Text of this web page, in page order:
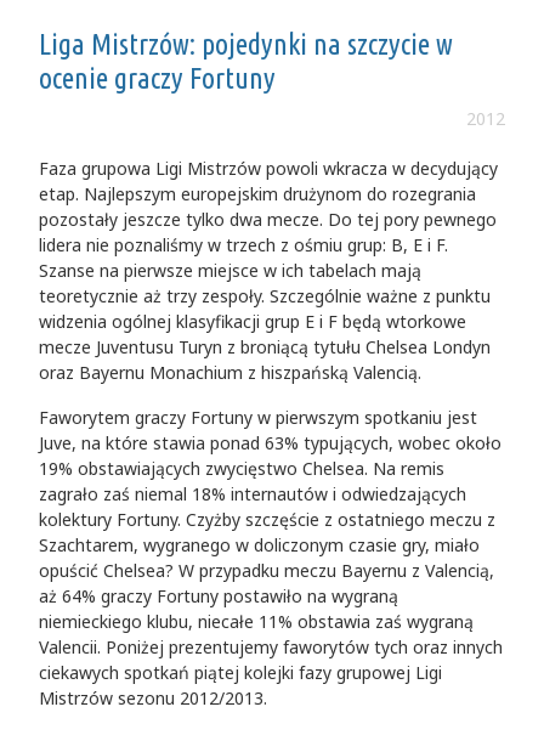
Liga Mistrzów: pojedynki na szczycie w
ocenie graczy Fortuny
2012
Faza grupowa Ligi Mistrzów powoli wkracza w decydujący
etap. Najlepszym europejskim drużynom do rozegrania
pozostały jeszcze tylko dwa mecze. Do tej pory pewnego
lidera nie poznaliśmy w trzech z ośmiu grup: B, E i F.
Szanse na pierwsze miejsce w ich tabelach mają
teoretycznie aż trzy zespoły. Szczególnie ważne z punktu
widzenia ogólnej klasyfikacji grup E i F będą wtorkowe
mecze Juventusu Turyn z broniącą tytułu Chelsea Londyn
oraz Bayernu Monachium z hiszpańską Valencią.
Faworytem graczy Fortuny w pierwszym spotkaniu jest
Juve, na które stawia ponad 63% typujących, wobec około
19% obstawiających zwycięstwo Chelsea. Na remis
zagrało zaś niemal 18% internautów i odwiedzających
kolektury Fortuny. Czyżby szczęście z ostatniego meczu z
Szachtarem, wygranego w doliczonym czasie gry, miało
opuścić Chelsea? W przypadku meczu Bayernu z Valencią,
aż 64% graczy Fortuny postawiło na wygraną
niemieckiego klubu, niecałe 11% obstawia zaś wygraną
Valencii. Poniżej prezentujemy faworytów tych oraz innych
ciekawych spotkań piątej kolejki fazy grupowej Ligi
Mistrzów sezonu 2012/2013.